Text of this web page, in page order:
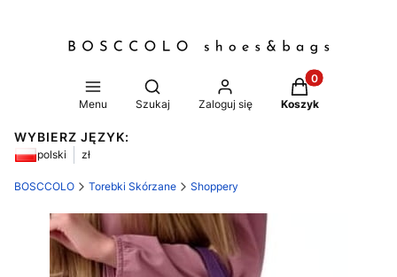
Menu
Otwórz wyszukiwarkę
Szukaj Zaloguj się
Produkty w
Koszyk
WYBIERZ JĘZYK:
polski zł
BOSCCOLO Torebki Skórzane Shoppery